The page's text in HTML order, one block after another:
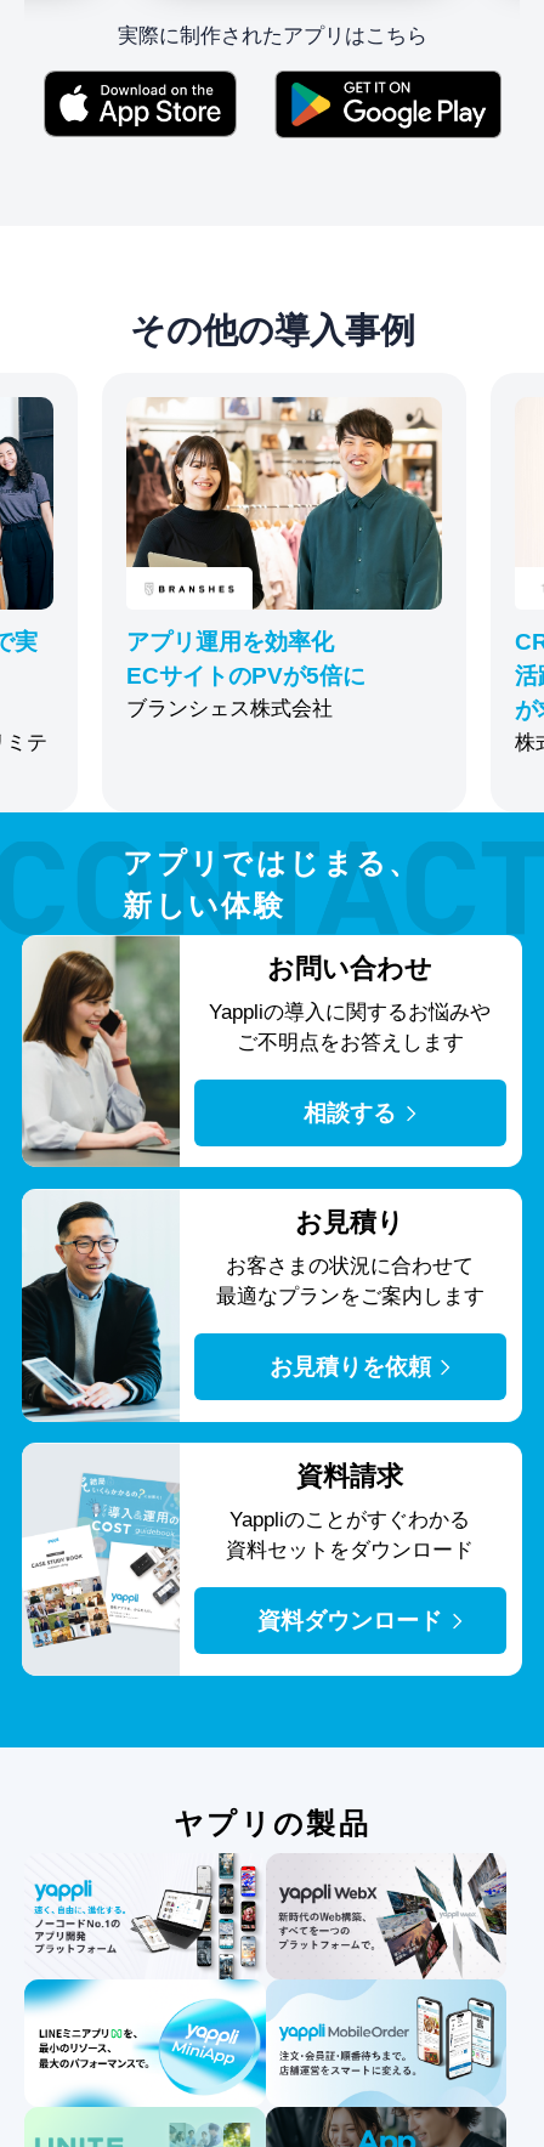
実際に制作されたアプリはこちら
その他の導入事例
実
ミテ
アプリ運用を効率化
ECサイトのPVが5倍に
ブランシェス株式会社
活
が
株
アプリではじまる、
新しい体験
お問い合わせ
Yappliの導入に関するお悩みや
ご不明点をお答えします
相談する
お見積り
お客さまの状況に合わせて
最適なプランをご案内します
お見積りを依頼
資料請求
Yappliのことがすぐわかる
資料セットをダウンロード
資料ダウンロード
ヤプリの製品